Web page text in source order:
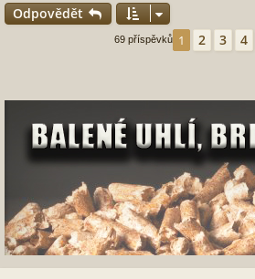
Odpovědět
69 příspěvků 1 2 3 4